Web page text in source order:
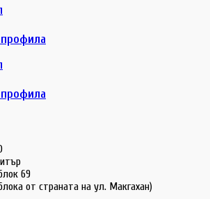
69
от страната на ул. Макгахан)